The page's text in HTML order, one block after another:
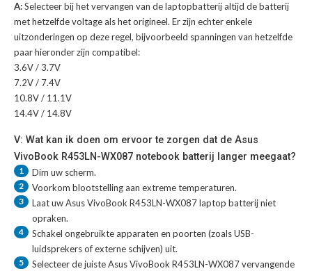
A:Selecteer bij het vervangen van de laptopbatterij altijd de batterij
met hetzelfde voltage als het origineel. Er zijn echter enkele
uitzonderingen op deze regel, bijvoorbeeld spanningen van hetzelfde
paar hieronder zijn compatibel:
3.6V / 3.7V
7.2V / 7.4V
10.8V / 11.1V
14.4V / 14.8V
V: Wat kan ik doen om ervoor te zorgen dat de Asus
VivoBook R453LN-WX087 notebook batterij langer meegaat?
1 Dim uw scherm.
2 Voorkom blootstelling aan extreme temperaturen.
3 Laat uwAsus VivoBook R453LN-WX087 laptop batterijniet
opraken.
4
Schakel ongebruikte apparaten en poorten (zoals USB-
luidsprekers of externe schijven) uit.
5 Selecteer de juisteAsus VivoBook R453LN-WX087 vervangende